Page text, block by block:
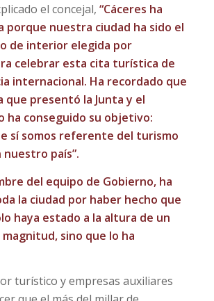
el concejal, “Cáceres ha
porque nuestra ciudad ha sido el
de interior elegida por
celebrar esta cita turística de
internacional. Ha recordado que
que presentó la Junta y el
ha conseguido su objetivo:
sí somos referente del turismo
país”.
del equipo de Gobierno, ha
la ciudad por haber hecho que
haya estado a la altura de un
sino que lo ha
turístico y empresas auxiliares